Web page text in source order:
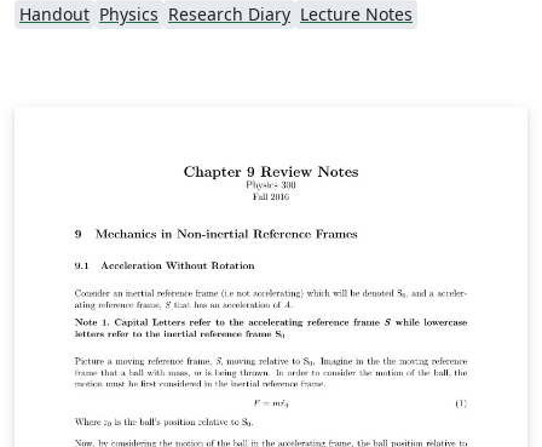
Handout Physics Research Diary Lecture Notes